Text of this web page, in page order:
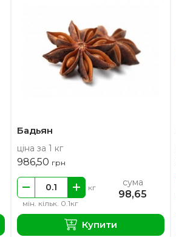
Бадьян
ціна за 1 кг
986,50 грн
мін. кільк. 0.1кг
кг сума
98,65
Купити